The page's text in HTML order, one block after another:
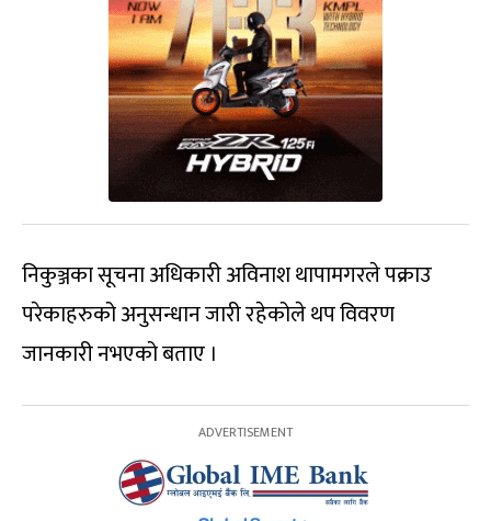
निकुञ्जका सूचना अधिकारी अविनाश थापामगरले पक्राउ
परेकाहरुको अनुसन्धान जारी रहेकोले थप विवरण
जानकारी नभएको बताए ।